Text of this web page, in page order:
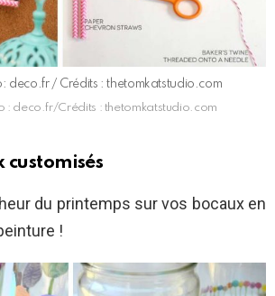
deco.fr / Crédits : thetomkatstudio.com
: deco.fr/Crédits : thetomkatstudio.com
customisés
du printemps sur vos bocaux en
!